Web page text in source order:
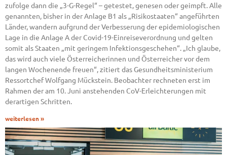
zufolge dann die „3-G-Regel“ – getestet, genesen oder geimpft. Alle
genannten, bisher in der Anlage B1 als „Risikostaaten“ angeführten
Länder, wandern aufgrund der Verbesserung der epidemiologischen
Lage in die Anlage A der Covid-19-Einreiseverordnung und gelten
somit als Staaten „mit geringem Infektionsgeschehen“. „Ich glaube,
das wird auch viele Österreicherinnen und Österreicher vor dem
langen Wochenende freuen“, zitiert das Gesundheitsministerium
Ressortchef Wolfgang Mückstein. Beobachter rechneten erst im
Rahmen der am 10. Juni anstehenden CoV-Erleichterungen mit
derartigen Schritten.
weiterlesen »